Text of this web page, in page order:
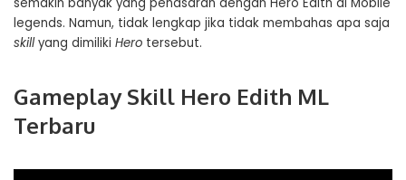
legends. Namun, tidak lengkap jika tidak membahas apa saja
skillyang dimiliki Hero tersebut.
Gameplay Skill Hero Edith ML
Terbaru